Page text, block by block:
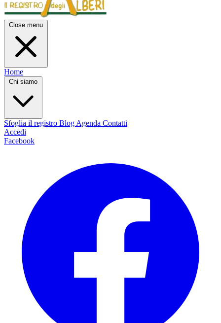
Close menu
Home
Chi siamo
Sfoglia il registro Blog Agenda Contatti
Accedi
Facebook